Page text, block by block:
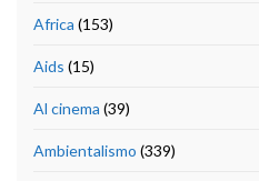
Africa (153)
Aids (15)
Al cinema (39)
Ambientalismo (339)